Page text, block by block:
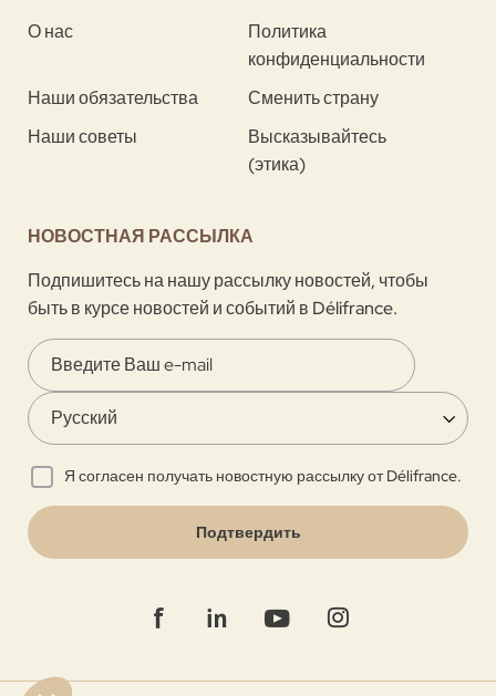
О нас
Политика
конфиденциальности
Наши обязательства
Сменить страну
Наши советы
Высказывайтесь
(этика)
НОВОСТНАЯ РАССЫЛКА
Подпишитесь на нашу рассылку новостей, чтобы
быть в курсе новостей и событий в Délifrance.
Я согласен получать новостную рассылку от Délifrance.
Подтвердить